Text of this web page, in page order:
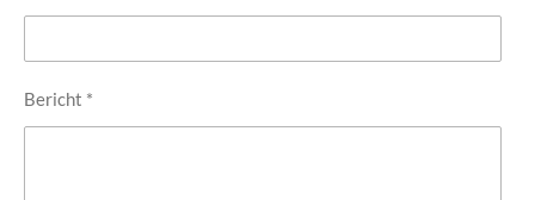
Bericht *